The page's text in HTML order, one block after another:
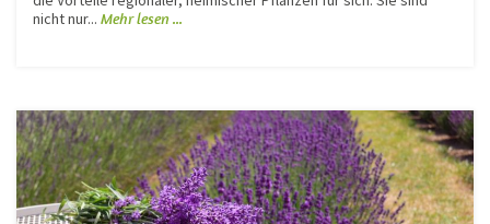
nicht nur... Mehr lesen ...